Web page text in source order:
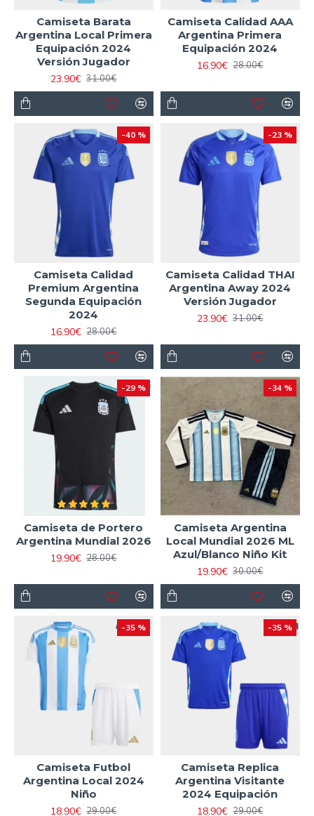
Camiseta Barata
Argentina Local Primera
Equipación 2024
Versión Jugador
23.90€ 31.00€
Camiseta Calidad AAA
Argentina Primera
Equipación 2024
16.90€ 28.00€
-40 %
Camiseta Calidad
Premium Argentina
Segunda Equipación
2024
16.90€ 28.00€
-23 %
Camiseta Calidad THAI
Argentina Away 2024
Versión Jugador
23.90€ 31.00€
-29 %
Camiseta de Portero
Argentina Mundial 2026
19.90€ 28.00€
-34 %
Camiseta Argentina
Local Mundial 2026 ML
Azul/Blanco Niño Kit
19.90€ 30.00€
-35 %
Camiseta Futbol
Argentina Local 2024
Niño
18.90€ 29.00€
-35 %
Camiseta Replica
Argentina Visitante
2024 Equipación
18.90€ 29.00€